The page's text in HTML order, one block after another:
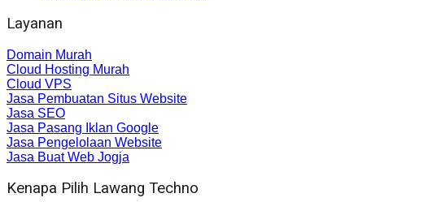
Layanan
Domain Murah
Cloud Hosting Murah
Cloud VPS
Jasa Pembuatan Situs Website
Jasa SEO
Jasa Pasang Iklan Google
Jasa Pengelolaan Website
Jasa Buat Web Jogja
Kenapa Pilih Lawang Techno